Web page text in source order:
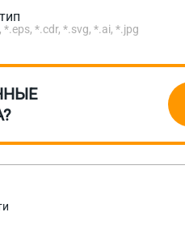
*.cdr, *.svg, *.ai, *.jpg